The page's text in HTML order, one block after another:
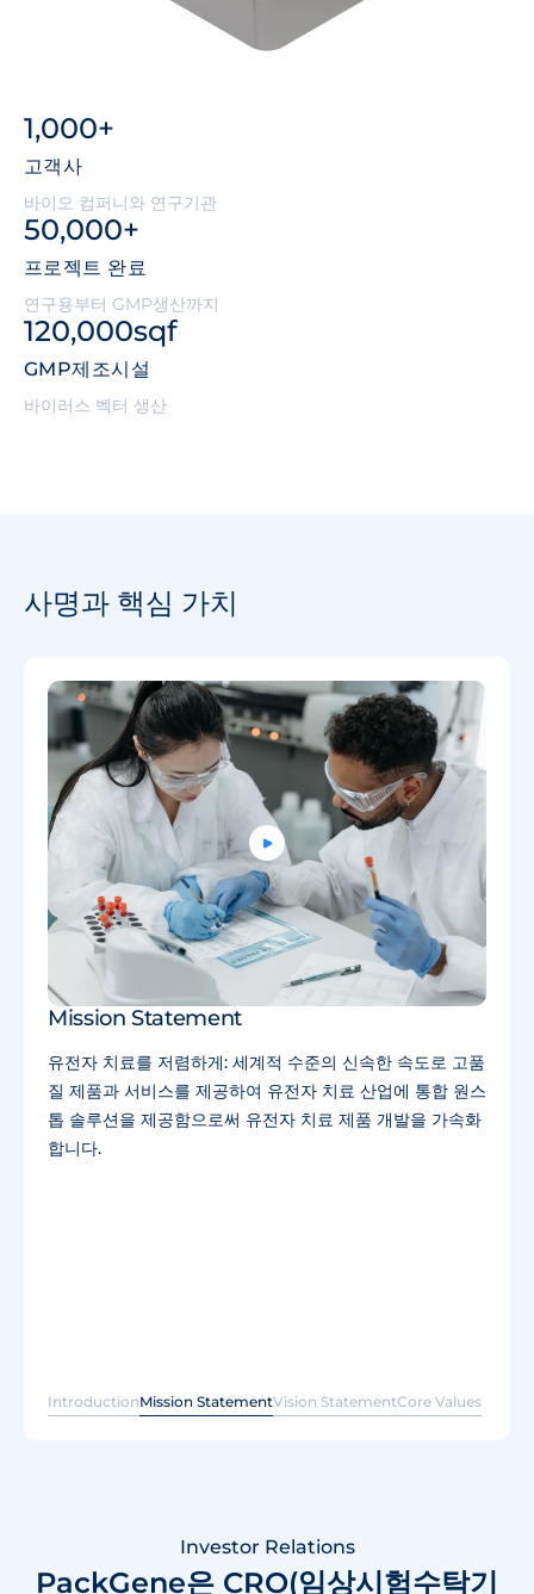
1,000+
고객사
바이오 컴퍼니와 연구기관
50,000+
프로젝트 완료
연구용부터 GMP생산까지
120,000sqf
GMP제조시설
바이러스 벡터 생산
사명과 핵심 가치
Mission Statement
유전자 치료를 저렴하게: 세계적 수준의 신속한 속도로 고품
질 제품과 서비스를 제공하여 유전자 치료 산업에 통합 원스
톱 솔루션을 제공함으로써 유전자 치료 제품 개발을 가속화
합니다.
진정성(Integrity):약속한 것은 반드시 지키고, 반드시
실천합니다.
혁신(Innovation):환자들에게 더 나은 치료법을 제공
하기 위해 끊임없이 공정을 개선합니다.
IntroductionMission StatementVision StatementCore Values
Investor Relations
PackGene은 CRO(임상시험수탁기